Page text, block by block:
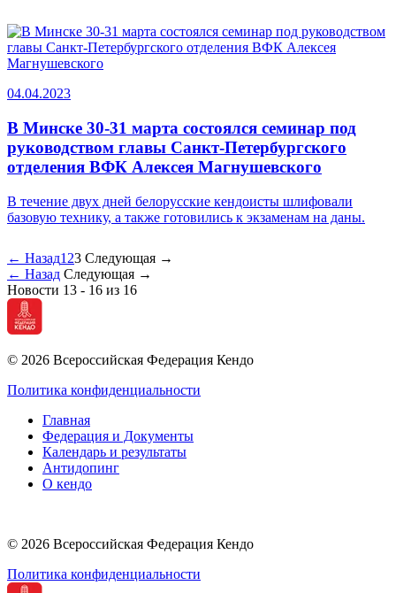
04.04.2023
В Минске 30-31 марта состоялся семинар под
руководством главы Санкт-Петербургского
отделения ВФК Алексея Магнушевского
В течение двух дней белорусские кендоисты шлифовали
базовую технику, а также готовились к экзаменам на даны.
← Назад1 23 Следующая →
← Назад Следующая →
Новости 13 - 16 из 16
© 2026 Всероссийская Федерация Кендо
Политика конфиденциальности
Главная
Федерация и Документы
Календарь и результаты
Антидопинг
О кендо
© 2026 Всероссийская Федерация Кендо
Политика конфиденциальности